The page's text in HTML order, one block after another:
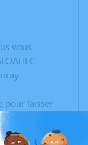
vous
pour laisser
une
des